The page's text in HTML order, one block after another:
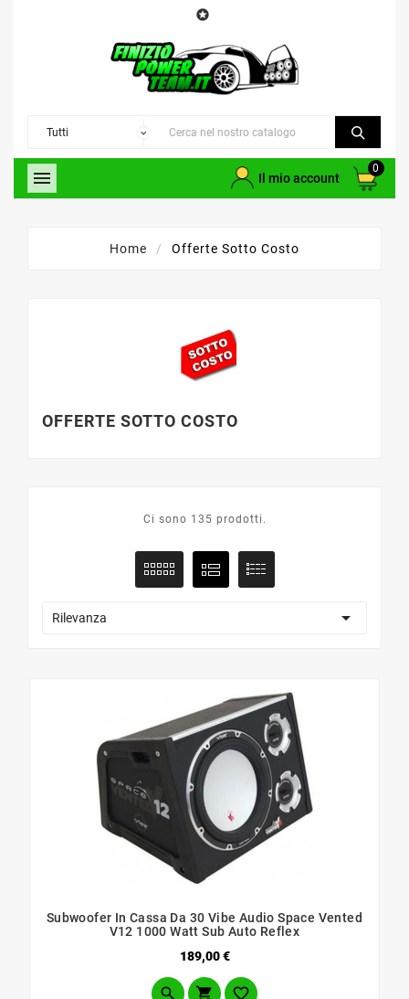

 Il mio account
0
Home Offerte Sotto Costo
OFFERTE SOTTO COSTO
Ci sono 135 prodotti.
Rilevanza 
Subwoofer In Cassa Da 30 Vibe Audio Space Vented
V12 1000 Watt Sub Auto Reflex
189,00 €Prezzo
  